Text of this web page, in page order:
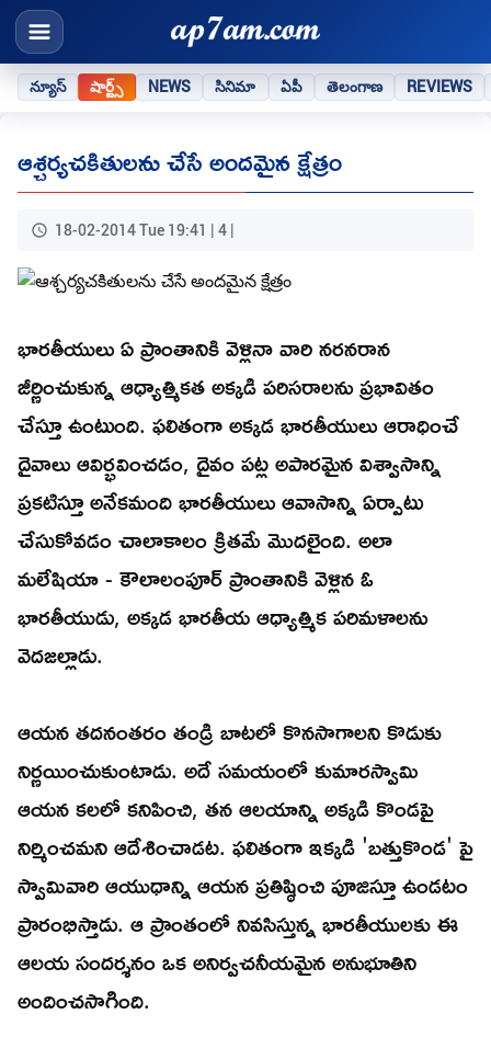
న్యూస్ షార్ట్స్ NEWS సినిమా ఏపీ తెలంగాణ REVIEWS
ఆశ్చర్యచకితులను చేసే అందమైన క్షేత్రం
18-02-2014 Tue 19:41 | 4 |
భారతీయులు ఏ ప్రాంతానికి వెళ్లినా వారి నరనరాన
జీర్ణించుకున్న ఆధ్యాత్మికత అక్కడి పరిసరాలను ప్రభావితం
చేస్తూ ఉంటుంది. ఫలితంగా అక్కడ భారతీయులు ఆరాధించే
దైవాలు ఆవిర్భవించడం, దైవం పట్ల అపారమైన విశ్వాసాన్ని
ప్రకటిస్తూ అనేకమంది భారతీయులు ఆవాసాన్ని ఏర్పాటు
చేసుకోవడం చాలాకాలం క్రితమే మొదలైంది. అలా
మలేషియా - కౌలాలంపూర్ ప్రాంతానికి వెళ్లిన ఓ
భారతీయుడు, అక్కడ భారతీయ ఆధ్యాత్మిక పరిమళాలను
వెదజల్లాడు.
ఆయన తదనంతరం తండ్రి బాటలో కొనసాగాలని కొడుకు
నిర్ణయించుకుంటాడు. అదే సమయంలో కుమారస్వామి
ఆయన కలలో కనిపించి, తన ఆలయాన్ని అక్కడి కొండపై
నిర్మించమని ఆదేశించాడట. ఫలితంగా ఇక్కడి 'బత్తుకొండ' పై
స్వామివారి ఆయుధాన్ని ఆయన ప్రతిష్ఠించి పూజిస్తూ ఉండటం
ప్రారంభిస్తాడు. ఆ ప్రాంతంలో నివసిస్తున్న భారతీయులకు ఈ
ఆలయ సందర్శనం ఒక అనిర్వచనీయమైన అనుభూతిని
అందించసాగింది.